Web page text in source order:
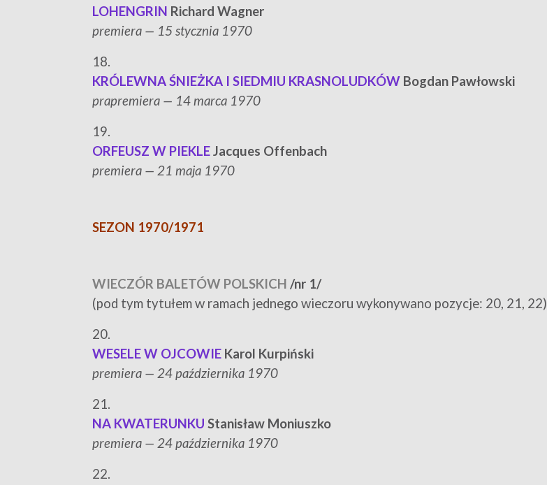
LOHENGRIN Richard Wagner
premiera — 15 stycznia 1970
18.
KRÓLEWNA ŚNIEŻKA I SIEDMIU KRASNOLUDKÓW Bogdan Pawłowski
prapremiera — 14 marca 1970
19.
ORFEUSZ W PIEKLEJacques Offenbach
premiera — 21 maja 1970
SEZON 1970/1971
WIECZÓR BALETÓW POLSKICH /nr 1/
(pod tym tytułem w ramach jednego wieczoru wykonywano pozycje: 20, 21, 22)
20.
WESELE W OJCOWIE Karol Kurpiński
premiera — 24 października 1970
21.
NA KWATERUNKU Stanisław Moniuszko
premiera — 24 października 1970
22.